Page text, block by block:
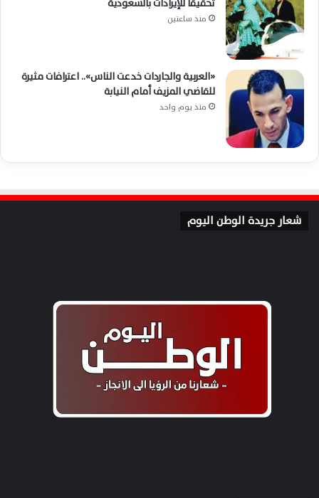
تحقيقًا للإيرادات بالسعودية
منذ ساعتين
«العربية والجاردات خدعت الناس».. اعترافات مثيرة
للقاضي المزيف أمام النيابة
منذ يوم واحد
شعار جريدة الوطن اليوم